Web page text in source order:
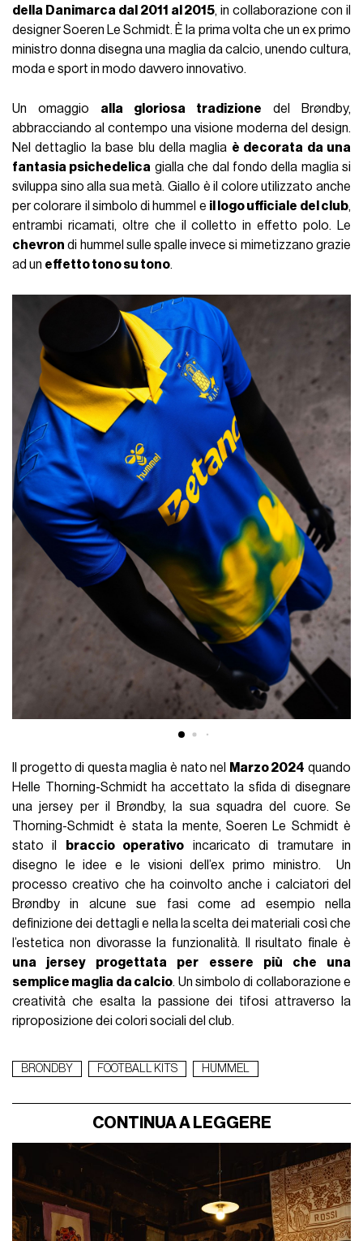
della Danimarca dal 2011 al 2015, in collaborazione con il
designer Soeren Le Schmidt. È la prima volta che un ex primo
ministro donna disegna una maglia da calcio, unendo cultura,
moda e sport in modo davvero innovativo.
Un omaggio alla gloriosa tradizione del Brøndby,
abbracciando al contempo una visione moderna del design.
Nel dettaglio la base blu della maglia è decorata da una
fantasia psichedelica gialla che dal fondo della maglia si
sviluppa sino alla sua metà. Giallo è il colore utilizzato anche
per colorare il simbolo di hummel e il logo ufficiale del club,
entrambi ricamati, oltre che il colletto in effetto polo. Le
chevron di hummel sulle spalle invece si mimetizzano grazie
ad un effetto tono su tono.
Il progetto di questa maglia è nato nel Marzo 2024 quando
Helle Thorning-Schmidt ha accettato la sfida di disegnare
una jersey per il Brøndby, la sua squadra del cuore. Se
Thorning-Schmidt è stata la mente, Soeren Le Schmidt è
stato il
braccio operativo incaricato di tramutare in
disegno le idee e le visioni dell’ex primo ministro. Un
processo creativo che ha coinvolto anche i calciatori del
Brøndby in alcune sue fasi come ad esempio nella
definizione dei dettagli e nella la scelta dei materiali così che
l’estetica non divorasse la funzionalità. Il risultato finale è
una jersey progettata per essere più che una
semplice maglia da calcio. Un simbolo di collaborazione e
creatività che esalta la passione dei tifosi attraverso la
riproposizione dei colori sociali del club.
BRONDBY FOOTBALL KITS HUMMEL
CONTINUA A LEGGERE